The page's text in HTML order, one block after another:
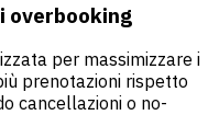
overbooking
per massimizzare i
prenotazioni rispetto
cancellazioni o no-